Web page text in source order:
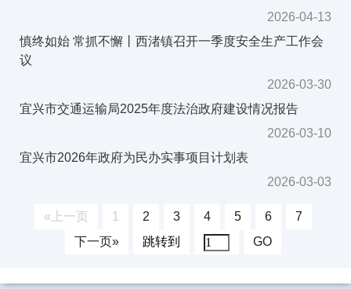
2026-04-13
慎终如始 常抓不懈丨西渚镇召开一季度安全生产工作会
议
2026-03-30
宜兴市交通运输局2025年度法治政府建设情况报告
2026-03-10
宜兴市2026年政府为民办实事项目计划表
2026-03-03
«上一页 1 2 3 4 5 6
7
下一页»
跳转到 GO